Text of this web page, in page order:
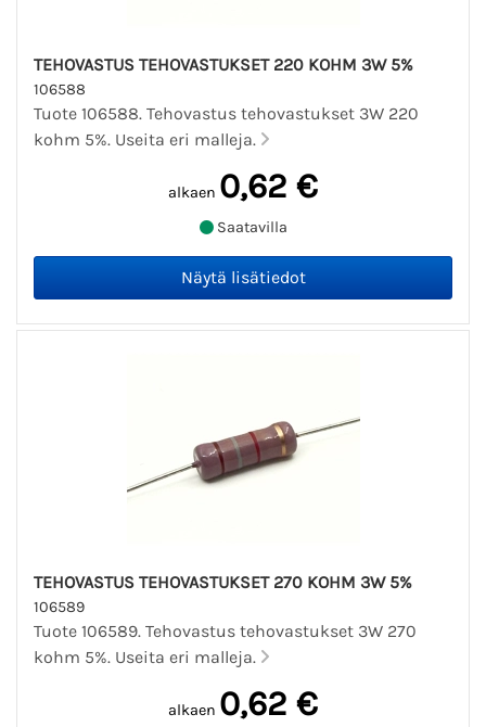
TEHOVASTUS TEHOVASTUKSET 220 KOHM 3W 5%
106588
Tuote 106588. Tehovastus tehovastukset 3W 220
kohm 5%. Useita eri malleja.
alkaen 0,62 €
Saatavilla
TEHOVASTUS TEHOVASTUKSET 270 KOHM 3W 5%
106589
Tuote 106589. Tehovastus tehovastukset 3W 270
kohm 5%. Useita eri malleja.
alkaen 0,62 €